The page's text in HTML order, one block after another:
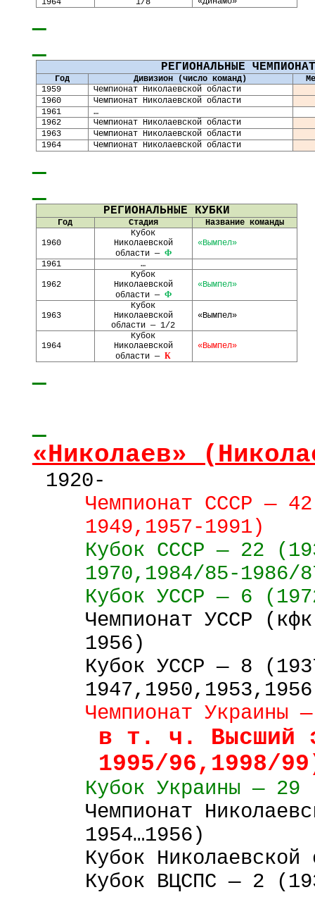
1964 1/8
РЕГИОНАЛЬНЫЕ
Год Дивизион (число команд)
1959
Чемпионат Николаевской области
1960
Чемпионат Николаевской области
1961
…
1962
Чемпионат Николаевской области
1963
Чемпионат Николаевской области
1964 Чемпионат Николаевской области
РЕГИОНАЛЬНЫЕ КУБКИ
Год Стадия Название команды
1960
Кубок
Николаевской
области — Ф
«Вымпел»
1961 …
1962
Кубок
Николаевской
области — Ф
«Вымпел»
1963
Кубок
Николаевской
области — 1/2
«Вымпел»
1964
Кубок
Николаевской
области —К
«Вымпел»
«Николаев»
1920-
Чемпионат СССР —
1949,1957-1991)
Кубок СССР— 22 (
1970,1984/85-1986/
КубокУССР— 6 (
Чемпионат УССР ( кфк
1956)
КубокУССР — 8
Чемпионат Украины
в т. ч. Высший
1995/96,1998/
КубокУкраины— 29
Чемпионат
1954…1956)
Кубок
Кубок ВЦСПС — 2